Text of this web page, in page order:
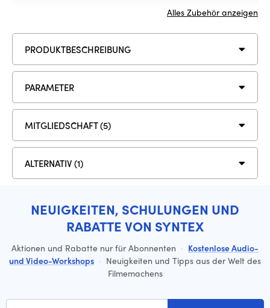
Alles Zubehör anzeigen
PRODUKTBESCHREIBUNG
PARAMETER
MITGLIEDSCHAFT (5)
ALTERNATIV (1)
NEUIGKEITEN, SCHULUNGEN UND
RABATTE VON SYNTEX
Aktionen und Rabatte nur für Abonnenten · Kostenlose Audio-
und Video-Workshops · Neuigkeiten und Tipps aus der Welt des
Filmemachens